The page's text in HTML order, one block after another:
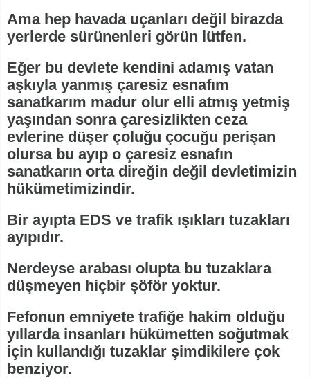
Ama hep havada uçanları değil birazda
yerlerde sürünenleri görün lütfen.
Eğer bu devlete kendini adamış vatan
aşkıyla yanmış çaresiz esnafım
sanatkarım madur olur elli atmış yetmiş
yaşından sonra çaresizlikten ceza
evlerine düşer çoluğu çocuğu perişan
olursa bu ayıp o çaresiz esnafın
sanatkarın orta direğin değil devletimizin
hükümetimizindir.
Bir ayıpta EDS ve trafik ışıkları tuzakları
ayıpıdır.
Nerdeyse arabası olupta bu tuzaklara
düşmeyen hiçbir şöför yoktur.
Fefonun emniyete trafiğe hakim olduğu
yıllarda insanları hükümetten soğutmak
için kullandığı tuzaklar şimdikilere çok
benziyor.